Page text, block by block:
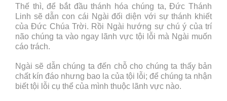
Thế thì, để bắt đầu thánh hóa chúng ta, Đức Thánh
Linh sẽ dẫn con cái Ngài đối diện với sự thánh khiết
của Đức Chúa Trời. Rồi Ngài hướng sự chú ý của trí
não chúng ta vào ngay lãnh vực tội lỗi mà Ngài muốn
cáo trách.
Ngài sẽ dẫn chúng ta đến chỗ cho chúng ta thấy bản
chất kín đáo nhưng bao la của tội lỗi; để chúng ta nhận
biết tội lỗi cụ thể của mình thuộc lãnh vực nào.